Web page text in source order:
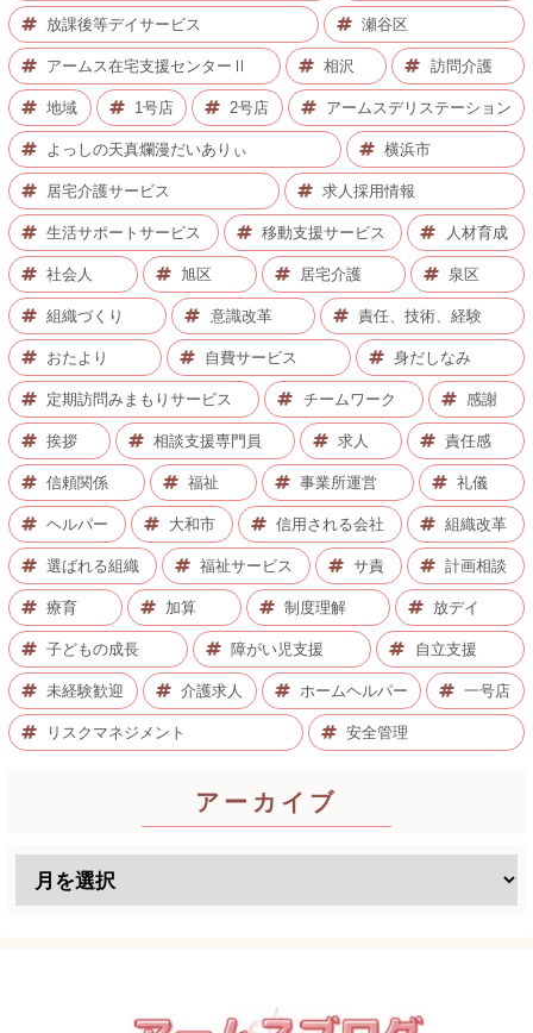
放課後等デイサービス 瀬谷区
アームス在宅支援センターⅡ 相沢 訪問介護
地域 1号店 2号店 アームスデリステーション
よっしの天真爛漫だいありぃ 横浜市
居宅介護サービス 求人採用情報
生活サポートサービス 移動支援サービス 人材育成
社会人 旭区 居宅介護 泉区
組織づくり 意識改革 責任、技術、経験
おたより 自費サービス 身だしなみ
定期訪問みまもりサービス チームワーク 感謝
挨拶 相談支援専門員 求人 責任感
信頼関係 福祉 事業所運営 礼儀
ヘルパー 大和市 信用される会社 組織改革
選ばれる組織 福祉サービス サ責 計画相談
療育 加算 制度理解 放デイ
子どもの成長 障がい児支援 自立支援
未経験歓迎 介護求人 ホームヘルパー 一号店
リスクマネジメント 安全管理
アーカイブ